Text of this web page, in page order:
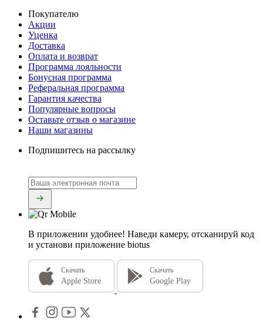
Покупателю
Акции
Уценка
Доставка
Оплата и возврат
Программа лояльности
Бонусная программа
Реферальная программа
Гарантия качества
Популярные вопросы
Оставьте отзыв о магазине
Наши магазины
Подпишитесь на рассылку
В приложении удобнее! Наведи камеру, отсканируй код
и установи приложение biotus
Скачать
Apple Store
Скачать
Google Play